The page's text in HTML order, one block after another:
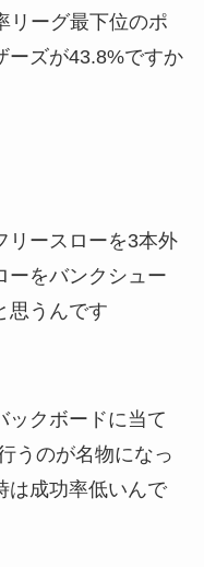
リーグ最下位のポ
ーズが43.8%ですか
リースローを3本外
ーをバンクシュー
思うんです
ックボードに当て
うのが名物になっ
は成功率低いんで